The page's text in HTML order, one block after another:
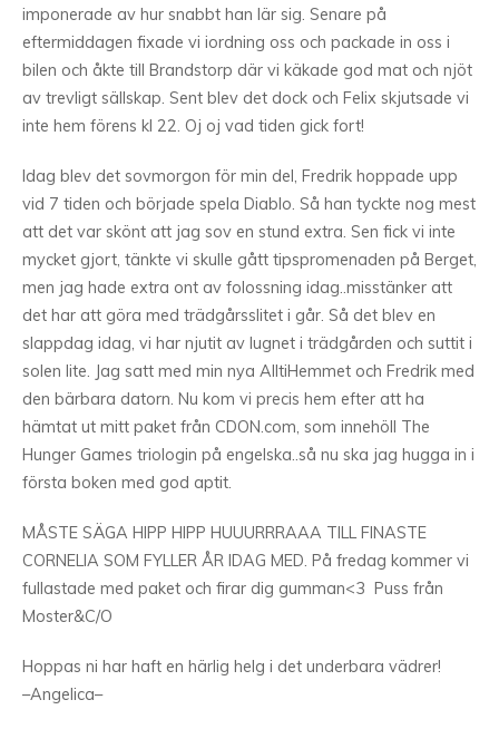
imponerade av hur snabbt han lär sig. Senare på
eftermiddagen fixade vi iordning oss och packade in oss i
bilen och åkte till Brandstorp där vi käkade god mat och njöt
av trevligt sällskap. Sent blev det dock och Felix skjutsade vi
inte hem förens kl 22. Oj oj vad tiden gick fort!
Idag blev det sovmorgon för min del, Fredrik hoppade upp
vid 7 tiden och började spela Diablo. Så han tyckte nog mest
att det var skönt att jag sov en stund extra. Sen fick vi inte
mycket gjort, tänkte vi skulle gått tipspromenaden på Berget,
men jag hade extra ont av folossning idag..misstänker att
det har att göra med trädgårsslitet i går. Så det blev en
slappdag idag, vi har njutit av lugnet i trädgården och suttit i
solen lite. Jag satt med min nya AlltiHemmet och Fredrik med
den bärbara datorn. Nu kom vi precis hem efter att ha
hämtat ut mitt paket från CDON.com, som innehöll The
Hunger Games triologin på engelska..så nu ska jag hugga in i
första boken med god aptit.
MÅSTE SÄGA HIPP HIPP HUUURRRAAA TILL FINASTE
CORNELIA SOM FYLLER ÅR IDAG MED. På fredag kommer vi
fullastade med paket och firar dig gumman<3 Puss från
Moster&C/O
Hoppas ni har haft en härlig helg i det underbara vädrer!
–Angelica–